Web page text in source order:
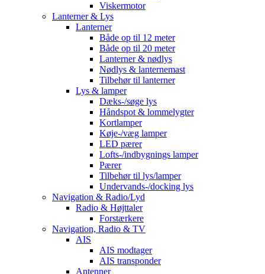
Viskermotor
Lanterner & Lys
Lanterner
Både op til 12 meter
Både op til 20 meter
Lanterner & nødlys
Nødlys & lanternemast
Tilbehør til lanterner
Lys & lamper
Dæks-/søge lys
Håndspot & lommelygter
Kortlamper
Køje-/væg lamper
LED pærer
Lofts-/indbygnings lamper
Pærer
Tilbehør til lys/lamper
Undervands-/docking lys
Navigation & Radio/Lyd
Radio & Højttaler
Forstærkere
Navigation, Radio & TV
AIS
AIS modtager
AIS transponder
Antenner